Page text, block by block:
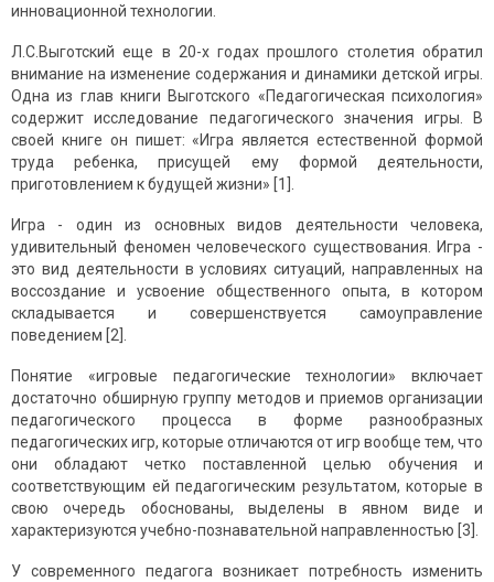
инновационной технологии.
Л.С.Выготский еще в 20-х годах прошлого столетия обратил
внимание на изменение содержания и динамики детской игры.
Одна из глав книги Выготского «Педагогическая психология»
содержит исследование педагогического значения игры. В
своей книге он пишет: «Игра является естественной формой
труда ребенка, присущей ему формой деятельности,
приготовлением к будущей жизни» [1].
Игра - один из основных видов деятельности человека,
удивительный феномен человеческого существования. Игра -
это вид деятельности в условиях ситуаций, направленных на
воссоздание и усвоение общественного опыта, в котором
складывается и совершенствуется самоуправление
поведением [2].
Понятие «игровые педагогические технологии» включает
достаточно обширную группу методов и приемов организации
педагогического процесса в форме разнообразных
педагогических игр, которые отличаются от игр вообще тем, что
они обладают четко поставленной целью обучения и
соответствующим ей педагогическим результатом, которые в
свою очередь обоснованы, выделены в явном виде и
характеризуются учебно-познавательной направленностью [3].
У современного педагога возникает потребность изменить